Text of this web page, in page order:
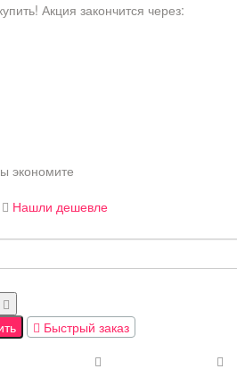
Акция закончится через:
экономите
Нашли дешевле
Быстрый заказ